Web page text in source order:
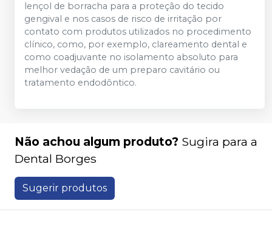
lençol de borracha para a proteção do tecido
gengival e nos casos de risco de irritação por
contato com produtos utilizados no procedimento
clínico, como, por exemplo, clareamento dental e
como coadjuvante no isolamento absoluto para
melhor vedação de um preparo cavitário ou
tratamento endodôntico.
Não achou algum produto? Sugira para a
Dental Borges
Sugerir produtos